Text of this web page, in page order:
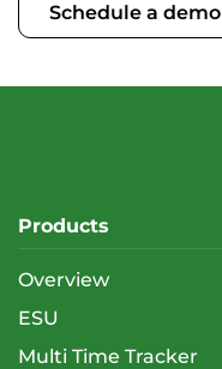
Schedule a demo
Products
Overview
ESU
Multi Time Tracker